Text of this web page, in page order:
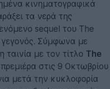
κινηματογραφικά
τα νερά της
sequel του The
γεγονός. Σύμφωνα με
ταινία με τον τίτλο The
στις 9 Οκτωβρίου
μετά την κυκλοφορία